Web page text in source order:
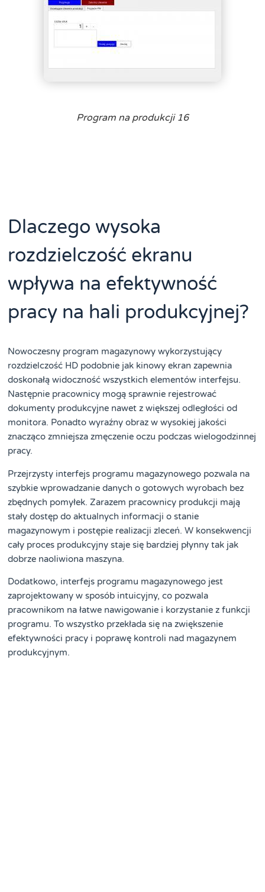
Program na produkcji 16
Dlaczego wysoka
rozdzielczość ekranu
wpływa na efektywność
pracy na hali produkcyjnej?
Nowoczesny program magazynowy wykorzystujący
rozdzielczość HD podobnie jak kinowy ekran zapewnia
doskonałą widoczność wszystkich elementów interfejsu.
Następnie pracownicy mogą sprawnie rejestrować
dokumenty produkcyjne nawet z większej odległości od
monitora. Ponadto wyraźny obraz w wysokiej jakości
znacząco zmniejsza zmęczenie oczu podczas wielogodzinnej
pracy.
Przejrzysty interfejs programu magazynowego pozwala na
szybkie wprowadzanie danych o gotowych wyrobach bez
zbędnych pomyłek. Zarazem pracownicy produkcji mają
stały dostęp do aktualnych informacji o stanie
magazynowym i postępie realizacji zleceń. W konsekwencji
cały proces produkcyjny staje się bardziej płynny tak jak
dobrze naoliwiona maszyna.
Dodatkowo, interfejs programu magazynowego jest
zaprojektowany w sposób intuicyjny, co pozwala
pracownikom na łatwe nawigowanie i korzystanie z funkcji
programu. To wszystko przekłada się na zwiększenie
efektywności pracy i poprawę kontroli nad magazynem
produkcyjnym.